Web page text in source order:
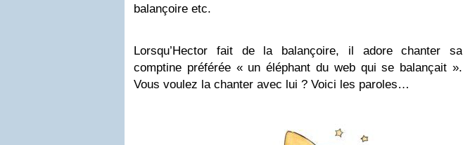
balançoire etc.
Lorsqu’Hector fait de la balançoire, il adore chanter sa
comptine préférée « un éléphant du web qui se balançait ».
Vous voulez la chanter avec lui ? Voici les paroles…